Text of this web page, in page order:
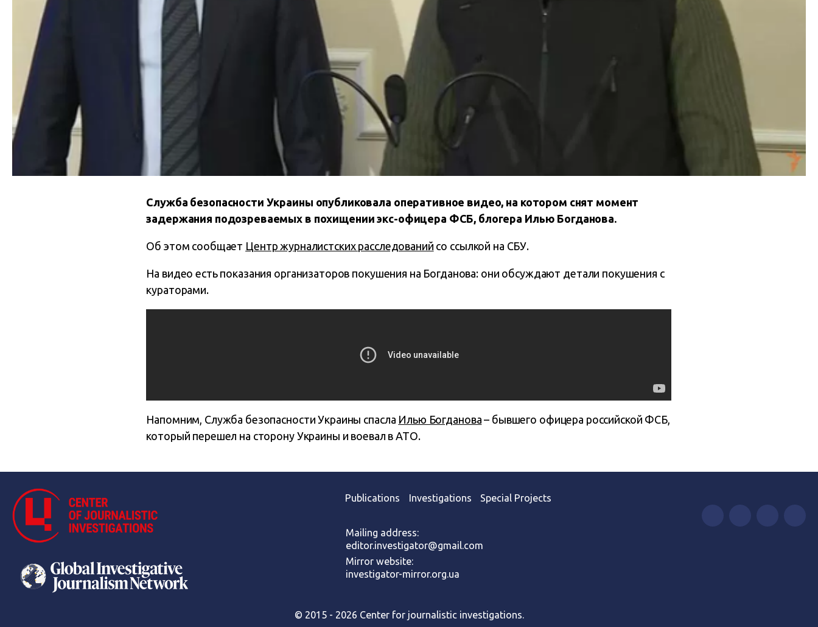
Служба безопасности Украины опубликовала оперативное видео, на котором снят момент
задержания подозреваемых в похищении экс-офицера ФСБ, блогера Илью Богданова.
Об этом сообщает Центр журналистских расследований со ссылкой на СБУ.
На видео есть показания организаторов покушения на Богданова: они обсуждают детали покушения с
кураторами.
Напомним, Служба безопасности Украины спасла Илью Богданова – бывшего офицера российской ФСБ,
который перешел на сторону Украины и воевал в АТО.
Publications Investigations Special Projects
Mailing address:
editor.investigator@gmail.com
Mirror website:
investigator-mirror.org.ua
© 2015 - 2026 Center for journalistic investigations.